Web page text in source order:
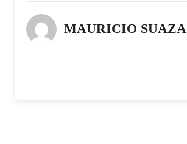
MAURICIO SUAZA